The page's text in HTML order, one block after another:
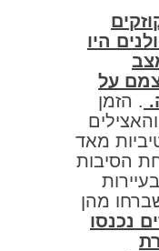
היו
על
. הזמן
היה תחילת המאה ה18 והאצילים
מאד
הסיבות
מהן
נכנסו